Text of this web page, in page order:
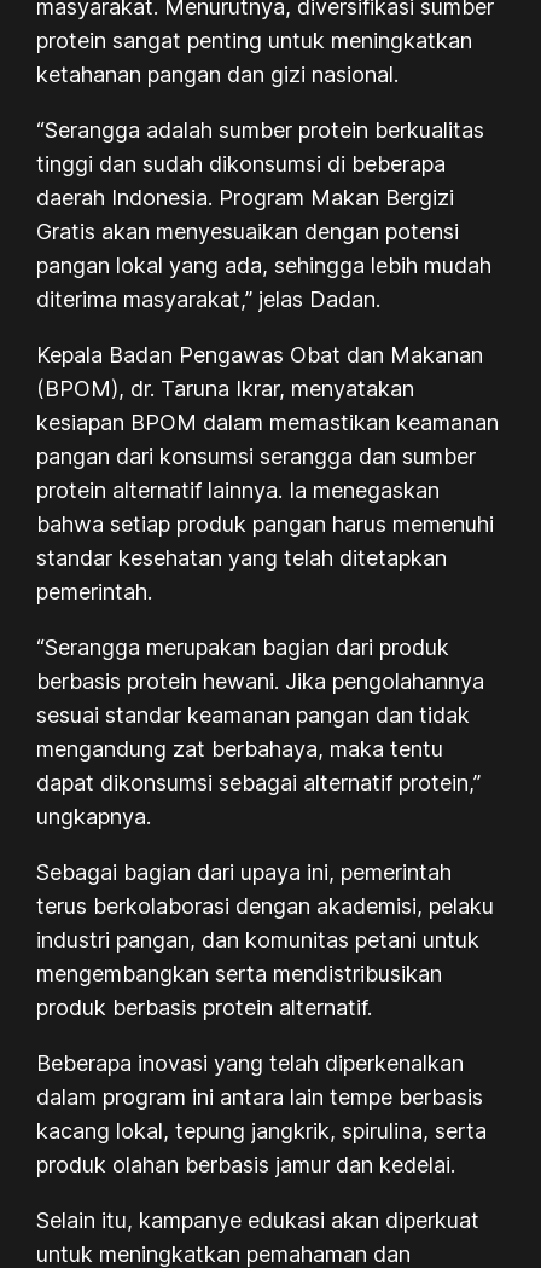
masyarakat. Menurutnya, diversifikasi sumber
protein sangat penting untuk meningkatkan
ketahanan pangan dan gizi nasional.
“Serangga adalah sumber protein berkualitas
tinggi dan sudah dikonsumsi di beberapa
daerah Indonesia. Program Makan Bergizi
Gratis akan menyesuaikan dengan potensi
pangan lokal yang ada, sehingga lebih mudah
diterima masyarakat,” jelas Dadan.
Kepala Badan Pengawas Obat dan Makanan
(BPOM), dr. Taruna Ikrar, menyatakan
kesiapan BPOM dalam memastikan keamanan
pangan dari konsumsi serangga dan sumber
protein alternatif lainnya. Ia menegaskan
bahwa setiap produk pangan harus memenuhi
standar kesehatan yang telah ditetapkan
pemerintah.
“Serangga merupakan bagian dari produk
berbasis protein hewani. Jika pengolahannya
sesuai standar keamanan pangan dan tidak
mengandung zat berbahaya, maka tentu
dapat dikonsumsi sebagai alternatif protein,”
ungkapnya.
Sebagai bagian dari upaya ini, pemerintah
terus berkolaborasi dengan akademisi, pelaku
industri pangan, dan komunitas petani untuk
mengembangkan serta mendistribusikan
produk berbasis protein alternatif.
Beberapa inovasi yang telah diperkenalkan
dalam program ini antara lain tempe berbasis
kacang lokal, tepung jangkrik, spirulina, serta
produk olahan berbasis jamur dan kedelai.
Selain itu, kampanye edukasi akan diperkuat
untuk meningkatkan pemahaman dan